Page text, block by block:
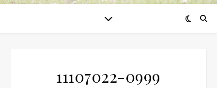
11107022-0999